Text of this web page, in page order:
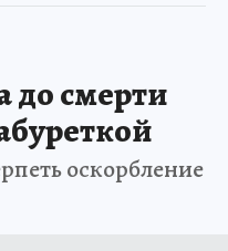
до смерти
оскорбление